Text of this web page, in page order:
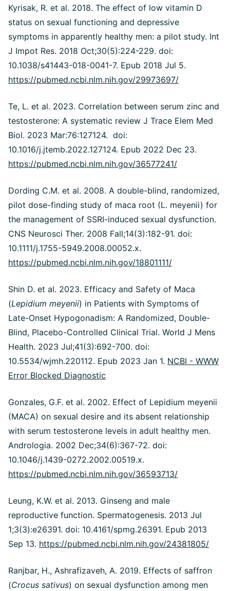
Kyrisak, R. et al. 2018. The effect of low vitamin D
status on sexual functioning and depressive
symptoms in apparently healthy men: a pilot study. Int
J Impot Res. 2018 Oct;30(5):224-229. doi:
10.1038/s41443-018-0041-7. Epub 2018 Jul 5.
https://pubmed.ncbi.nlm.nih.gov/29973697/
Te, L. et al. 2023. Correlation between serum zinc and
testosterone: A systematic review J Trace Elem Med
Biol. 2023 Mar:76:127124. doi:
10.1016/j.jtemb.2022.127124. Epub 2022 Dec 23.
https://pubmed.ncbi.nlm.nih.gov/36577241/
Dording C.M. et al. 2008. A double-blind, randomized,
pilot dose-finding study of maca root (L. meyenii) for
the management of SSRI-induced sexual dysfunction.
CNS Neurosci Ther. 2008 Fall;14(3):182-91. doi:
10.1111/j.1755-5949.2008.00052.x.
https://pubmed.ncbi.nlm.nih.gov/18801111/
Shin D. et al. 2023. Efficacy and Safety of Maca
(Lepidium meyenii) in Patients with Symptoms of
Late-Onset Hypogonadism: A Randomized, Double-
Blind, Placebo-Controlled Clinical Trial. World J Mens
Health. 2023 Jul;41(3):692-700. doi:
10.5534/wjmh.220112. Epub 2023 Jan 1. NCBI - WWW
Error Blocked Diagnostic
Gonzales, G.F. et al. 2002. Effect of Lepidium meyenii
(MACA) on sexual desire and its absent relationship
with serum testosterone levels in adult healthy men.
Andrologia. 2002 Dec;34(6):367-72. doi:
10.1046/j.1439-0272.2002.00519.x.
https://pubmed.ncbi.nlm.nih.gov/36593713/
Leung, K.W. et al. 2013. Ginseng and male
reproductive function. Spermatogenesis. 2013 Jul
1;3(3):e26391. doi: 10.4161/spmg.26391. Epub 2013
Sep 13. https://pubmed.ncbi.nlm.nih.gov/24381805/
Ranjbar, H., Ashrafizaveh, A. 2019. Effects of saffron
(Crocus sativus) on sexual dysfunction among men